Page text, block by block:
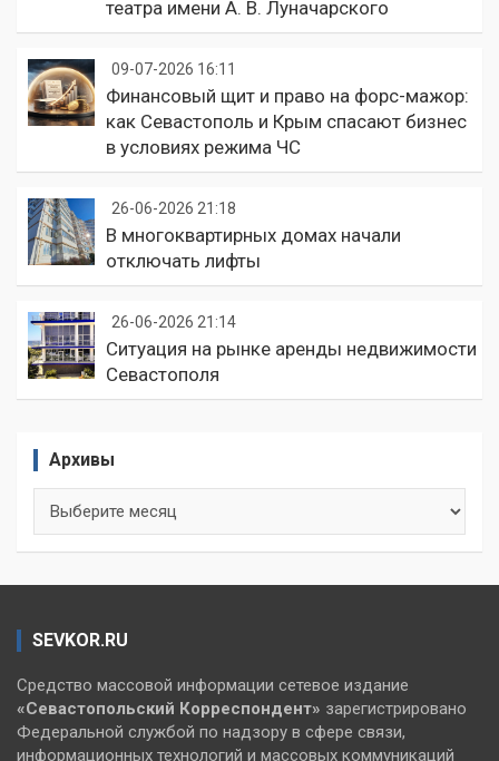
театра имени А. В. Луначарского
09-07-2026 16:11
Финансовый щит и право на форс-мажор:
как Севастополь и Крым спасают бизнес
в условиях режима ЧС
26-06-2026 21:18
В многоквартирных домах начали
отключать лифты
26-06-2026 21:14
Ситуация на рынке аренды недвижимости
Севастополя
Архивы
SEVKOR.RU
Средство массовой информации сетевое издание
«Севастопольский Корреспондент» зарегистрировано
Федеральной службой по надзору в сфере связи,
информационных технологий и массовых коммуникаций